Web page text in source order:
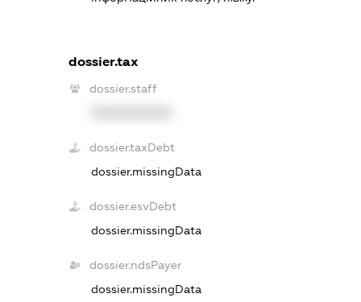
dossier.tax
dossier.staff
dossier.taxDebt
dossier.missingData
dossier.esvDebt
dossier.missingData
dossier.ndsPayer
dossier.missingData